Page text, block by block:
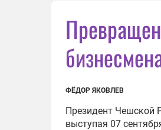
ФЁДОР ЯКОВЛЕВ
Президент Чешской
выступая 07